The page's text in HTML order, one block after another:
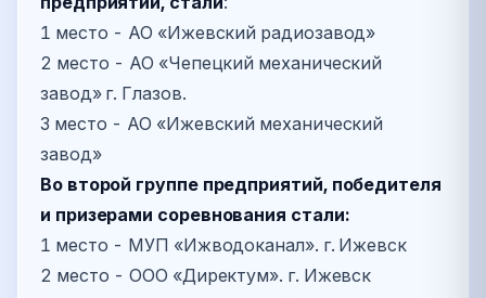
1 место - АО «Ижевский радиозавод»
2 место - АО «Чепецкий механический
завод» г. Глазов.
3 место - АО «Ижевский механический
завод»
Во второй группе предприятий, победителя
и призерами соревнования стали:
1 место - МУП «Ижводоканал». г. Ижевск
2 место - ООО «Директум». г. Ижевск